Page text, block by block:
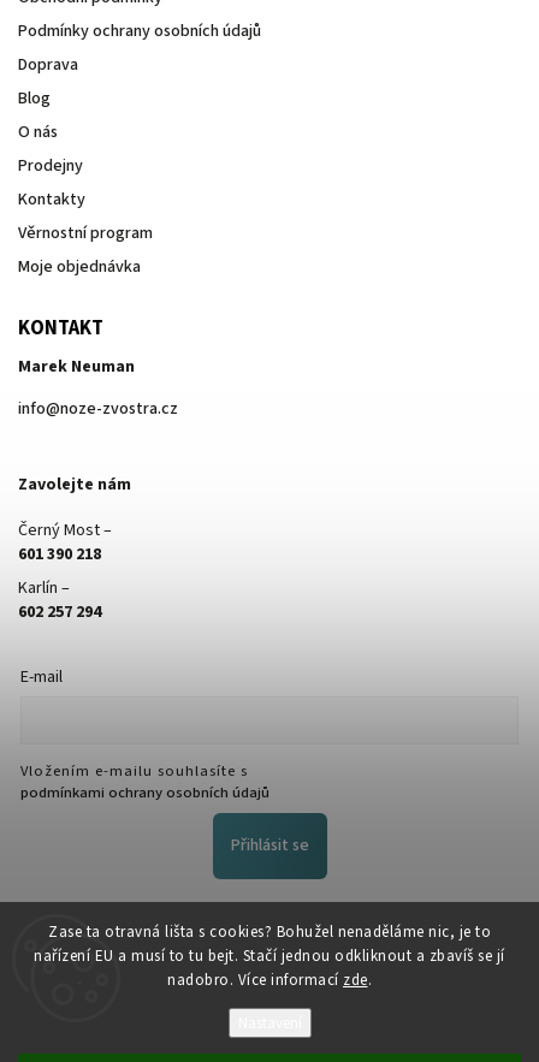
Zase ta otravná lišta s cookies? Bohužel nenaděláme nic, je to
nařízení EU a musí to tu bejt. Stačí jednou odkliknout a zbavíš se jí
nadobro. Více informací zde.
Podmínky ochrany osobních údajů
Doprava
Blog
O nás
Prodejny
Kontakty
Věrnostní program
Moje objednávka
KONTAKT
Marek Neuman
info@noze-zvostra.cz
Zavolejte nám
Černý Most –
601 390 218
Karlín –
602 257 294
E-mail
Vložením e-mailu souhlasíte s
podmínkami ochrany osobních údajů
Přihlásit se
FACEBOOK